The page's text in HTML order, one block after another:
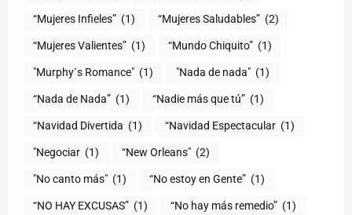
“Mujeres Infieles” (1) “Mujeres Saludables” (2)
“Mujeres Valientes” (1) “Mundo Chiquito” (1)
"Murphy`s Romance" (1) "Nada de nada" (1)
“Nada de Nada” (1) “Nadie más que tú” (1)
“Navidad Divertida (1) “Navidad Espectacular (1)
"Negociar (1) “New Orleans" (2)
"No canto más" (1) “No estoy en Gente” (1)
“NO HAY EXCUSAS” (1) “No hay más remedio” (1)